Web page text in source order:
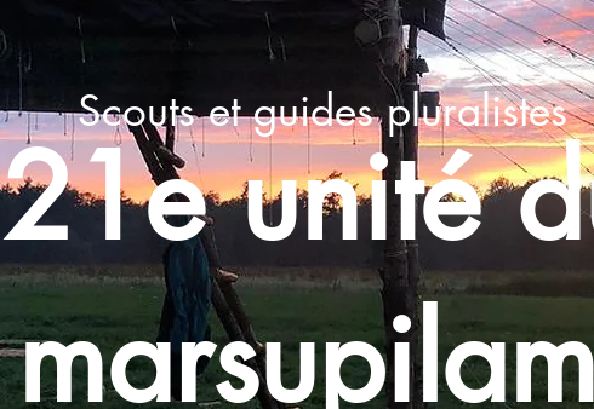
Scouts et guides pluralistes
21e unité